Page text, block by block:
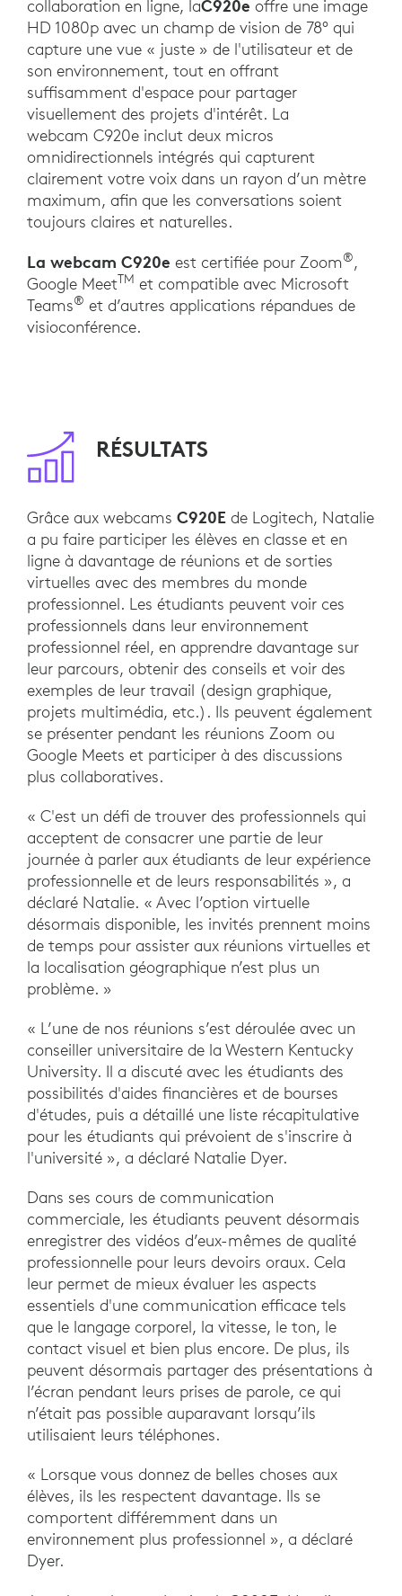
collaboration en ligne, laC920e offre une image
HD 1080p avec un champ de vision de 78° qui
capture une vue « juste » de l'utilisateur et de
son environnement, tout en offrant
suffisamment d'espace pour partager
visuellement des projets d'intérêt. La
webcam C920e inclut deux micros
omnidirectionnels intégrés qui capturent
clairement votre voix dans un rayon d’un mètre
maximum, afin que les conversations soient
toujours claires et naturelles.
La webcam C920e est certifiée pour Zoom®,
Google MeetTM et compatible avec Microsoft
Teams® et d’autres applications répandues de
visioconférence.
RÉSULTATS
Grâce aux webcams C920E de Logitech, Natalie
a pu faire participer les élèves en classe et en
ligne à davantage de réunions et de sorties
virtuelles avec des membres du monde
professionnel. Les étudiants peuvent voir ces
professionnels dans leur environnement
professionnel réel, en apprendre davantage sur
leur parcours, obtenir des conseils et voir des
exemples de leur travail (design graphique,
projets multimédia, etc.). Ils peuvent également
se présenter pendant les réunions Zoom ou
Google Meets et participer à des discussions
plus collaboratives.
« C'est un défi de trouver des professionnels qui
acceptent de consacrer une partie de leur
journée à parler aux étudiants de leur expérience
professionnelle et de leurs responsabilités », a
déclaré Natalie. « Avec l’option virtuelle
désormais disponible, les invités prennent moins
de temps pour assister aux réunions virtuelles et
la localisation géographique n’est plus un
problème. »
« L’une de nos réunions s’est déroulée avec un
conseiller universitaire de la Western Kentucky
University. Il a discuté avec les étudiants des
possibilités d'aides financières et de bourses
d'études, puis a détaillé une liste récapitulative
pour les étudiants qui prévoient de s'inscrire à
l'université », a déclaré Natalie Dyer.
Dans ses cours de communication
commerciale, les étudiants peuvent désormais
enregistrer des vidéos d’eux-mêmes de qualité
professionnelle pour leurs devoirs oraux. Cela
leur permet de mieux évaluer les aspects
essentiels d'une communication efficace tels
que le langage corporel, la vitesse, le ton, le
contact visuel et bien plus encore. De plus, ils
peuvent désormais partager des présentations à
l’écran pendant leurs prises de parole, ce qui
n’était pas possible auparavant lorsqu’ils
utilisaient leurs téléphones.
« Lorsque vous donnez de belles choses aux
élèves, ils les respectent davantage. Ils se
comportent différemment dans un
environnement plus professionnel », a déclaré
Dyer.